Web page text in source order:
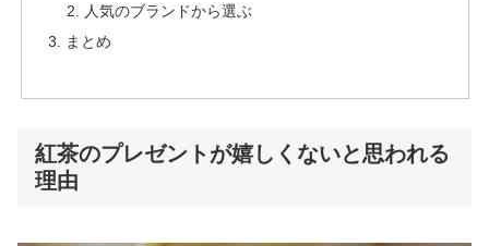
人気のブランドから選ぶ
まとめ
紅茶のプレゼントが嬉しくないと思われる
理由